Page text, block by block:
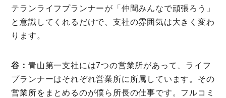
テランライフプランナーが「仲間みんなで頑張ろう」
と意識してくれるだけで、支社の雰囲気は大きく変わ
ります。
谷： 青山第一支社には7つの営業所があって、ライフ
プランナーはそれぞれ営業所に所属しています。その
営業所をまとめるのが僕ら所長の仕事です。フルコミ